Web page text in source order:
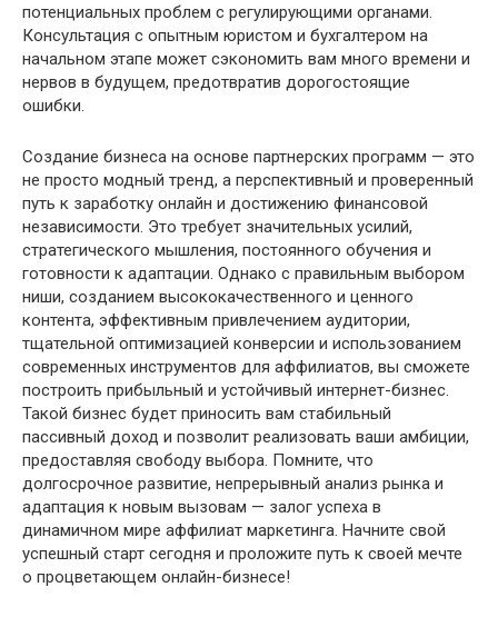
потенциальных проблем с регулирующими органами.
Консультация с опытным юристом и бухгалтером на
начальном этапе может сэкономить вам много времени и
нервов в будущем, предотвратив дорогостоящие
ошибки.
Создание бизнеса на основе партнерских программ — это
не просто модный тренд, а перспективный и проверенный
путь к заработку онлайн и достижению финансовой
независимости. Это требует значительных усилий,
стратегического мышления, постоянного обучения и
готовности к адаптации. Однако с правильным выбором
ниши, созданием высококачественного и ценного
контента, эффективным привлечением аудитории,
тщательной оптимизацией конверсии и использованием
современных инструментов для аффилиатов, вы сможете
построить прибыльный и устойчивый интернет-бизнес.
Такой бизнес будет приносить вам стабильный
пассивный доход и позволит реализовать ваши амбиции,
предоставляя свободу выбора. Помните, что
долгосрочное развитие, непрерывный анализ рынка и
адаптация к новым вызовам — залог успеха в
динамичном мире аффилиат маркетинга. Начните свой
успешный старт сегодня и проложите путь к своей мечте
о процветающем онлайн-бизнесе!